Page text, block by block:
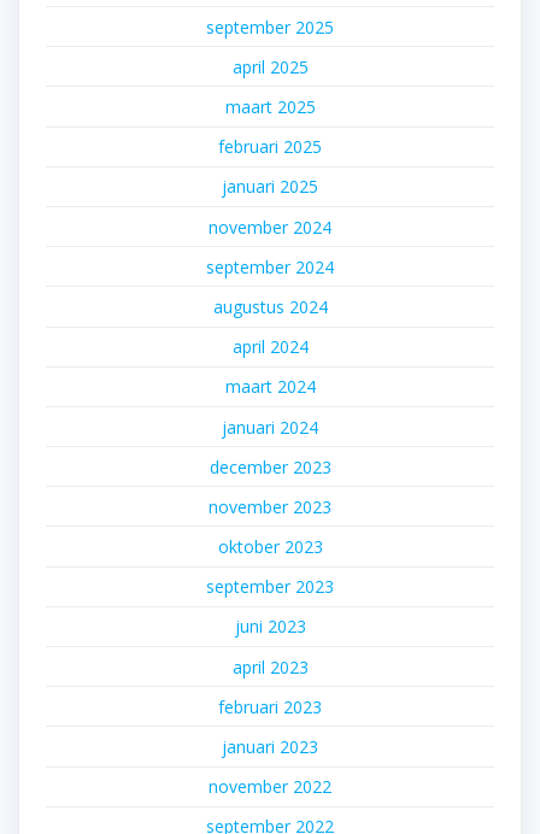
september 2025
april 2025
maart 2025
februari 2025
januari 2025
november 2024
september 2024
augustus 2024
april 2024
maart 2024
januari 2024
december 2023
november 2023
oktober 2023
september 2023
juni 2023
april 2023
februari 2023
januari 2023
november 2022
september 2022